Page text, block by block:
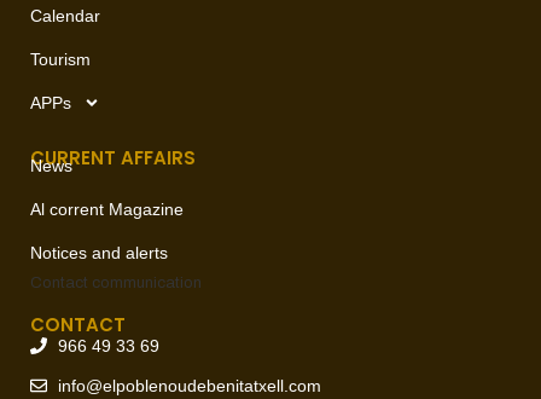
Calendar
Tourism
APPs
CURRENT AFFAIRS
News
Al corrent Magazine
Notices and alerts
Contact communication
CONTACT
966 49 33 69
info@elpoblenoudebenitatxell.com